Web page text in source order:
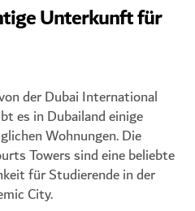
Unterkunft für
der Dubai International
es in Dubailand einige
Wohnungen. Die
Towers sind eine beliebte
für Studierende in der
City.